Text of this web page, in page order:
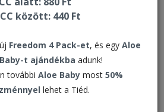
között: 440 Ft
Freedom 4 Pack-et, és egy Aloe
t ajándékba adunk!
további Aloe Baby most 50%
lehet a Tiéd.